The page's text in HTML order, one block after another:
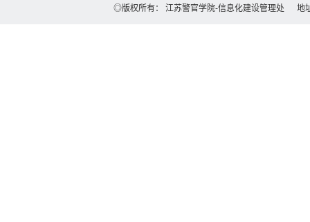
◎版权所有： 江苏警官学院-信息化建设管理处